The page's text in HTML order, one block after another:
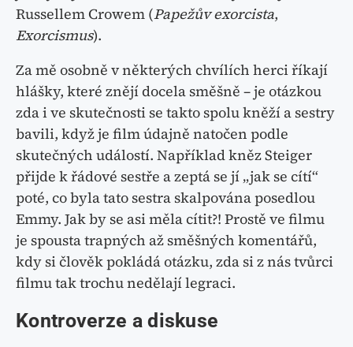
Russellem Crowem (Papežův exorcista,
Exorcismus).
Za mě osobně v některých chvílích herci říkají
hlášky, které znějí docela směšně – je otázkou
zda i ve skutečnosti se takto spolu kněží a sestry
bavili, když je film údajně natočen podle
skutečných událostí. Například kněz Steiger
přijde k řádové sestře a zeptá se jí „jak se cítí“
poté, co byla tato sestra skalpována posedlou
Emmy. Jak by se asi měla cítit?! Prostě ve filmu
je spousta trapných až směšných komentářů,
kdy si člověk pokládá otázku, zda si z nás tvůrci
filmu tak trochu nedělají legraci.
Kontroverze a diskuse